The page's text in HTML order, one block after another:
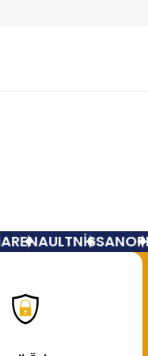
NİSSANOPEL